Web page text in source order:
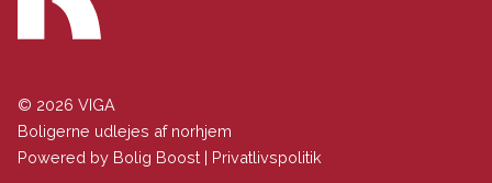
© 2026 VIGA
Boligerne udlejes af norhjem
Powered by Bolig Boost | Privatlivspolitik